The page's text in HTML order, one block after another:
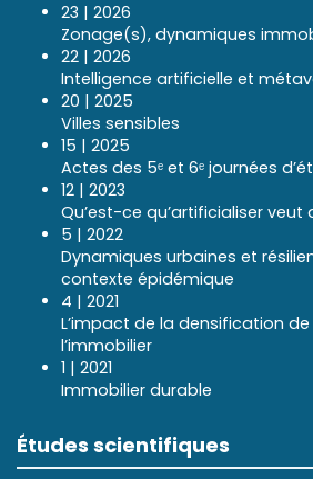
23 | 2026
Zonage(s), dynamiques
22 | 2026
Intelligence artificielle et
20 | 2025
Villes sensibles
15 | 2025
Actes des 5ᵉ et 6ᵉ journées
12 | 2023
Qu’est-ce qu’artificialiser veut
5 | 2022
Dynamiques urbaines et
contexte épidémique
4 | 2021
L’impact de la densification
l’immobilier
1 | 2021
Immobilier durable
Études scientifiques